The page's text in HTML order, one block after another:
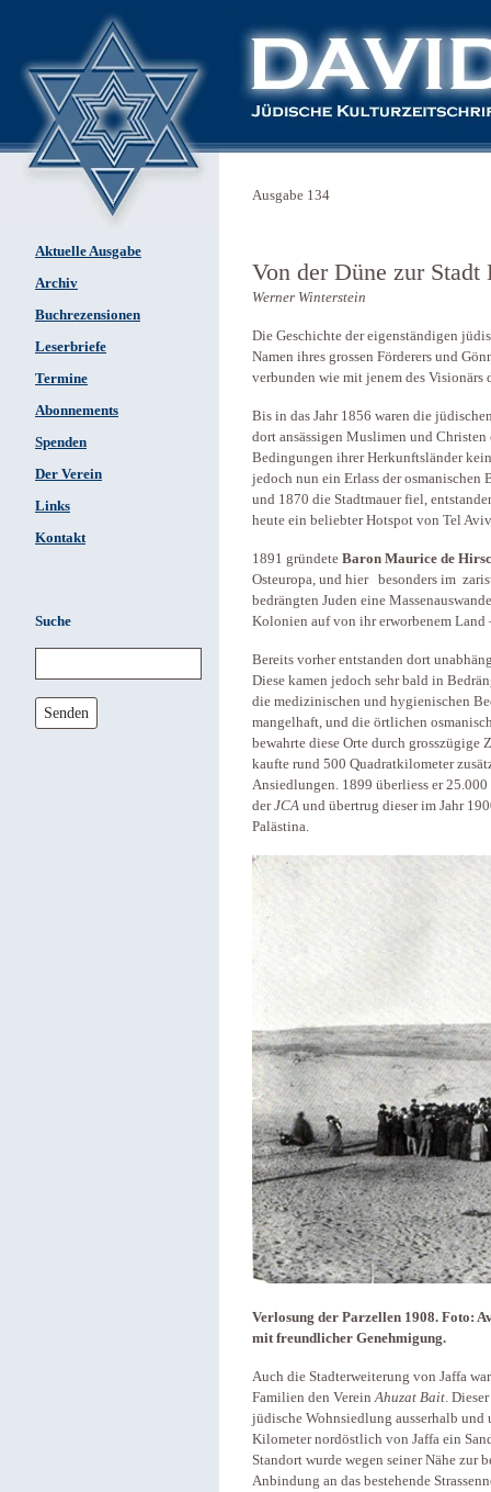
Aktuelle Ausgabe
Archiv
Buchrezensionen
Leserbriefe
Termine
Abonnements
Spenden
Der Verein
Links
Kontakt
Suche
Senden
Ausgabe 134
Von der Düne zur
Werner Winterstein
Die Geschichte der eigenständigen
Namen ihres grossen Förderers und
verbunden wie mit jenem des Visionärs
Bis in das Jahr 1856 waren die
dort ansässigen Muslimen und
Bedingungen ihrer Herkunftsländer
jedoch nun ein Erlass der osmanischen
und 1870 die Stadtmauer fiel,
heute ein beliebter Hotspot von Tel
1891 gründete Baron Maurice de
Osteuropa, und hier besonders im
bedrängten Juden eine
Kolonien auf von ihr erworbenem Land
Bereits vorher entstanden dort
Diese kamen jedoch sehr bald in
die medizinischen und hygienischen
mangelhaft, und die örtlichen
bewahrte diese Orte durch
kaufte rund 500 Quadratkilometer
Ansiedlungen. 1899 überliess er
derJCA und übertrug dieser im Jahr
Palästina.
Verlosung der Parzellen 1908. Foto:
mit freundlicher Genehmigung.
Auch die Stadterweiterung von Jaffa
Familien den VereinAhuzat Bait.
jüdische Wohnsiedlung ausserhalb
Kilometer nordöstlich von Jaffa ein
Standort wurde wegen seiner Nähe zur
Anbindung an das bestehende